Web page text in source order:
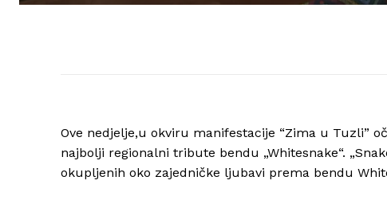
Ove nedjelje,u okviru manifestacije “Zima u Tuzli”
najbolji regionalni tribute bendu „Whitesnake“.
okupljenih oko zajedničke ljubavi prema bendu